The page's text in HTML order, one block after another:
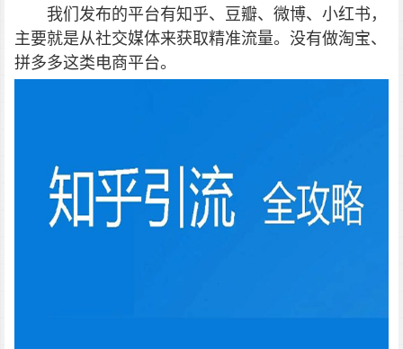
我们发布的平台有知乎、豆瓣、微博、小红书，
主要就是从社交媒体来获取精准流量。没有做淘宝、
拼多多这类电商平台。